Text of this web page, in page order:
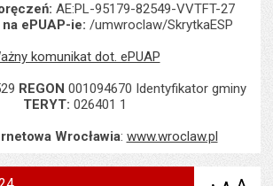
AE:PL-95179-82549-VVTFT-27
ePUAP-ie: /umwroclaw/SkrytkaESP
komunikat dot. ePUAP
REGON 001094670 Identyfikator gminy
TERYT: 026401 1
Wrocławia: www.wroclaw.pl